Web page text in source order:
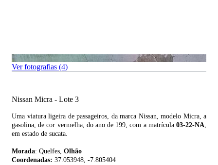
Ver fotografias (4)
Nissan Micra - Lote 3
Uma viatura ligeira de passageiros, da marca Nissan, modelo Micra, a
gasolina, de cor vermelha, do ano de 199, com a matrícula 03-22-NA
em estado de sucata.
Morada: Quelfes, Olhão
Coordenadas: 37.053948, -7.805404